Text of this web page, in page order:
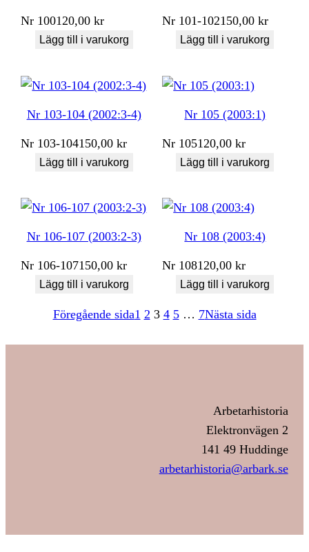
Nr 100120,00kr
Lägg till i varukorg
Nr 101-102150,00kr
Lägg till i varukorg
Nr 103-104 (2002:3-4)
Nr 103-104150,00kr
Lägg till i varukorg
Nr 105 (2003:1)
Nr 105120,00kr
Lägg till i varukorg
Nr 106-107 (2003:2-3)
Nr 106-107150,00kr
Lägg till i varukorg
Nr 108 (2003:4)
Nr 108120,00kr
Lägg till i varukorg
Föregående sida1 2 3 4 5 … 7Nästa sida
Arbetarhistoria
Elektronvägen 2
141 49 Huddinge
arbetarhistoria@arbark.se